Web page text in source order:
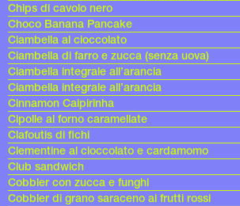
Chips di cavolo nero
Choco Banana Pancake
Ciambella al cioccolato
Ciambella di farro e zucca (senza uova)
Ciambella integrale all’arancia
Ciambella integrale all’arancia
Cinnamon Caipirinha
Cipolle al forno caramellate
Clafoutis di fichi
Clementine al cioccolato e cardamomo
Club sandwich
Cobbler con zucca e funghi
Cobbler di grano saraceno ai frutti rossi